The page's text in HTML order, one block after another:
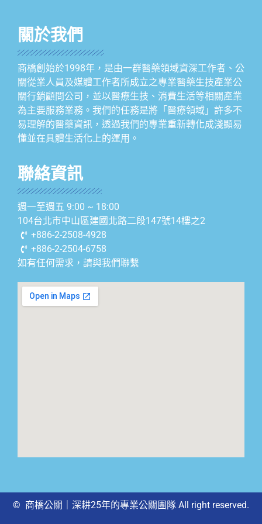
關於我們
商橋創始於1998年，是由一群醫藥領域資深工作者、公
關從業人員及媒體工作者所成立之專業醫藥生技產業公
關行銷顧問公司，並以醫療生技、消費生活等相關產業
為主要服務業務。我們的任務是將「醫療領域」許多不
易理解的醫藥資訊，透過我們的專業重新轉化成淺顯易
懂並在具體生活化上的運用。
聯絡資訊
週一至週五 9:00 ~ 18:00
104台北市中山區建國北路二段147號14樓之2
+886-2-2508-4928
+886-2-2504-6758
如有任何需求，請與我們聯繫
© 商橋公關｜深耕25年的專業公關團隊 All right reserved.